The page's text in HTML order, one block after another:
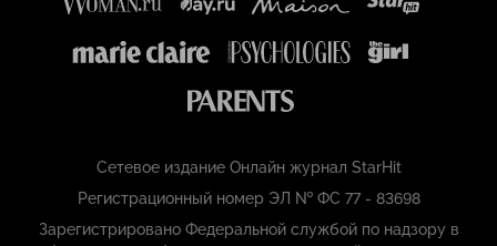
Сетевое издание Онлайн журнал StarHit
Регистрационный номер ЭЛ № ФС 77 - 83698
Зарегистрировано Федеральной службой по надзору в